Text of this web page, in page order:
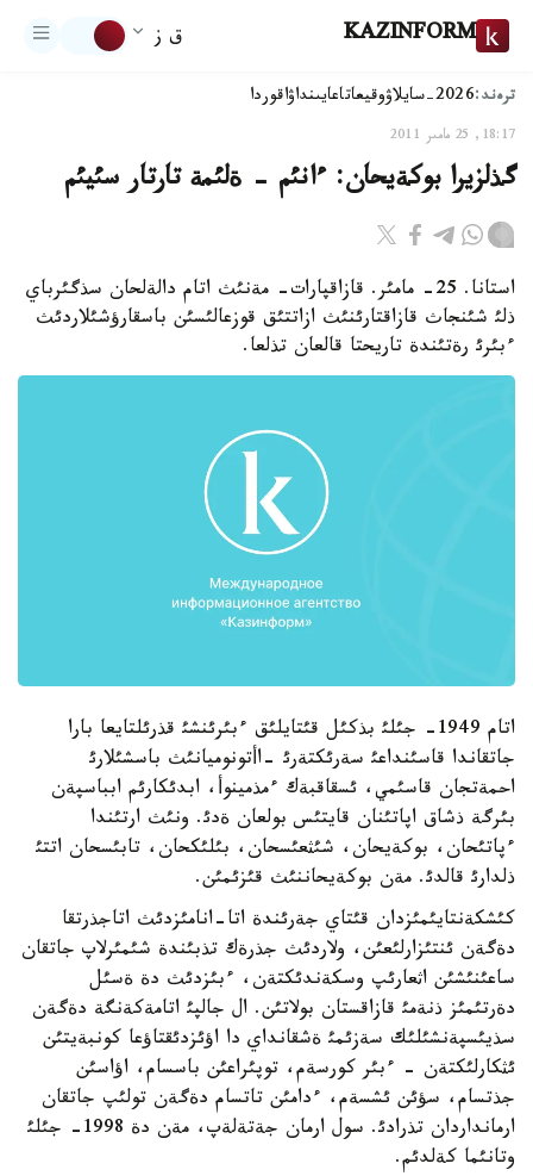
KAZINFORM ق ز
ترەند:2026-سايلاۋ وقيعاتاعايىنداۋاقوردا
18:17, 25 مامىر 2011
گذلزيرا بوكةيحان: ءانئم - ةلئمة تارتار سئيئم
استانا. 25- مامئر. قازاقپارات- مةنئث اتام دالةلحان سذگئرباي
ذلئ شئنجاث قازاقتارئنئث ازاتتئق قوزعالئسئن باسقارؤشئلاردئث
ءبئرئ رةتئندة تاريحتا قالعان تذلعا.
اتام 1949- جئلئ بذكئل قئتايلئق ءبئرئنشئ قذرئلتايعا بارا
جاتقاندا قاسئنداعئ سةرئكتةرئ -اأتونوميانئث باسشئلارئ
احمةتجان قاسئمي، ئسقاقبةك ءمذمينوأ، ابدئكارئم ابباسپةن
بئرگة ذشاق اپاتئنان قايتئس بولعان ةدئ. ونئث ارتئندا
ءپاتئحان، بوكةيحان، شئثعئسحان، بئلئكحان، تابئسحان اتتئ
ذلدارئ قالدئ. مةن بوكةيحاننئث قئزئمئن.
كئشكةنتايئمئزدان قئتاي جةرئندة اتا-انامئزدئث اتاجذرتقا
دةگةن ئنتئزارلئعئن، ولاردئث جذرةك تذبئندة شئمئرلاپ جاتقان
ساعئنئشئن اثعارئپ وسكةندئكتةن، ءبئزدئث دة ةسئل
دةرتئمئز ذنةمئ قازاقستان بولاتئن. ال جالپئ اتامةكةنگة دةگةن
سذيئسپةنشئلئك سةزئمئ ةشقانداي دا اؤئزدئقتاؤعا كونبةيتئن
ئثكارلئكتةن - ءبئر كورسةم، توپئراعئن باسسام، اؤاسئن
جذتسام، سؤئن ئشسةم، ءدامئن تاتسام دةگةن تولئپ جاتقان
ارمانداردان تذرادئ. سول ارمان جةتةلةپ، مةن دة 1998- جئلئ
وتانئما كةلدئم.